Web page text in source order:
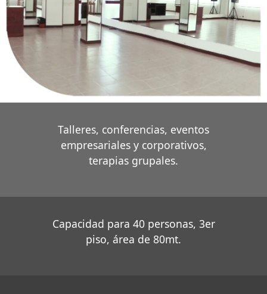
Talleres, conferencias, eventos
empresariales y corporativos,
terapias grupales.
Capacidad para 40 personas, 3er
piso, área de 80mt.